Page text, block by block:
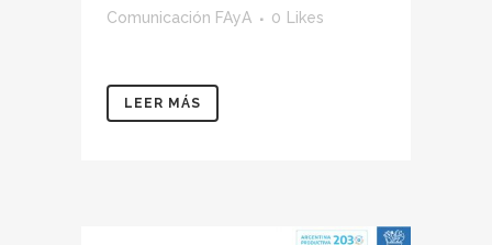
Comunicación FAyA
0 Likes
LEER MÁS